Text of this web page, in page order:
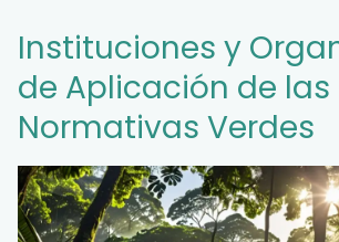
Instituciones y
de Aplicación de las
Normativas Verdes